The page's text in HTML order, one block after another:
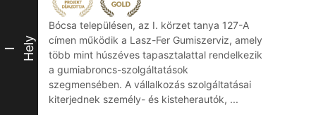
I Hely
Bócsa településen, az I. körzet tanya 127-A
címen működik a Lasz-Fer Gumiszerviz, amely
több mint húszéves tapasztalattal rendelkezik
a gumiabroncs-szolgáltatások
szegmensében. A vállalkozás szolgáltatásai
kiterjednek személy- és kisteherautók, ...